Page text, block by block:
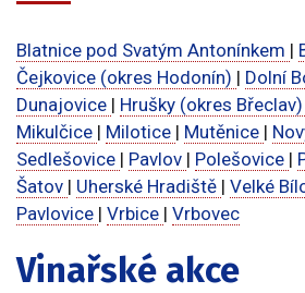
Blatnice pod Svatým Antonínkem |
Čejkovice (okres Hodonín) | Dolní
Dunajovice | Hrušky (okres Břeclav)
Mikulčice | Milotice | Mutěnice |
Sedlešovice | Pavlov | Polešovice |
Šatov | Uherské Hradiště | Velké
Pavlovice | Vrbice | Vrbovec
Vinařské akce